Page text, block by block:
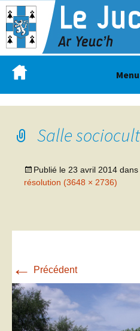
Menu
Salle
Publié le 23 avril 2014 dans
résolution (3648 × 2736)
← Précédent